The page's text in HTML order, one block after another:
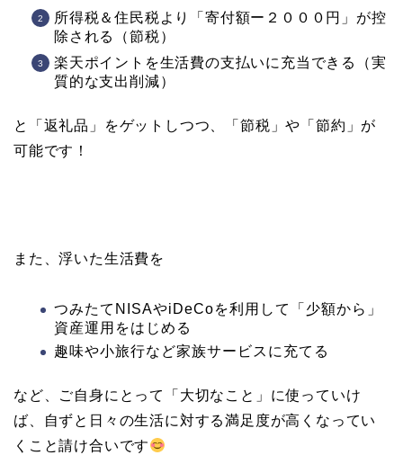
所得税＆住民税より「寄付額ー２０００円」が控
除される（節税）
楽天ポイントを生活費の支払いに充当できる（実
質的な支出削減）
と「返礼品」をゲットしつつ、「節税」や「節約」が
可能です！
また、浮いた生活費を
つみたてNISAやiDeCoを利用して「少額から」
資産運用をはじめる
趣味や小旅行など家族サービスに充てる
など、ご自身にとって「大切なこと」に使っていけ
ば、自ずと日々の生活に対する満足度が高くなってい
くこと請け合いです